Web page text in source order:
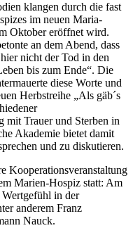
klangen durch die fast
im neuen Maria-
Oktober eröffnet wird.
an dem Abend, dass
nicht der Tod in den
bis zum Ende“. Die
diese Worte und
Herbstreihe „Als gäb´s
mit Trauer und Sterben in
Akademie bietet damit
und zu diskutieren.
Kooperationsveranstaltung
Marien-Hospiz statt: Am
in der
anderem Franz
Nauck.